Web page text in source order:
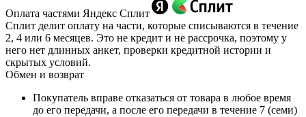
Оплата частями Яндекс Сплит
Сплит делит оплату на части, которые списываются в течение
2, 4 или 6 месяцев. Это не кредит и не рассрочка, поэтому у
него нет длинных анкет, проверки кредитной истории и
скрытых условий.
Обмен и возврат
Покупатель вправе отказаться от товара в любое время
до его передачи, а после его передачи в течение 7 (семи)